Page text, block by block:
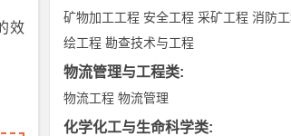
效
矿物加工工程 安全工程 采矿工程 消防
绘工程 勘查技术与工程
物流管理与工程类:
物流工程 物流管理
化学化工与生命科学类: